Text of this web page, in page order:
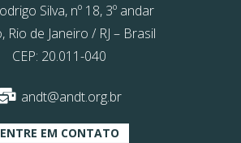
Silva, nº 18, 3º andar
Rio de Janeiro / RJ – Brasil
CEP: 20.011-040
andt@andt.org.br
ENTRE EM CONTATO